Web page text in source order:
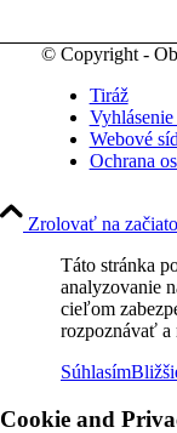
© Copyright -
Tiráž
Webové
Ochrana
Zrolovať na
Táto stránka
analyzovanie
cieľom
rozpoznávať a
Súhlasím
Cookie and